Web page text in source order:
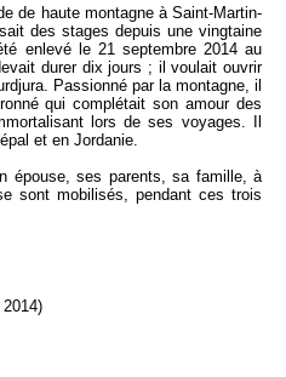
de haute montagne à Saint-Martin-
des stages depuis une vingtaine
enlevé le 21 septembre 2014 au
durer dix jours ; il voulait ouvrir
Passionné par la montagne, il
qui complétait son amour des
lors de ses voyages. Il
et en Jordanie.
épouse, ses parents, sa famille, à
sont mobilisés, pendant ces trois